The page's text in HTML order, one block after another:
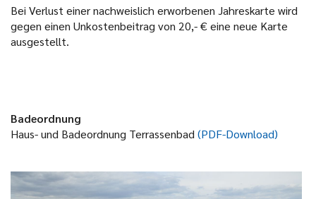
Bei Verlust einer nachweislich erworbenen Jahreskarte wird
gegen einen Unkostenbeitrag von 20,- € eine neue Karte
ausgestellt.
Badeordnung
Haus- und Badeordnung Terrassenbad (PDF-Download)